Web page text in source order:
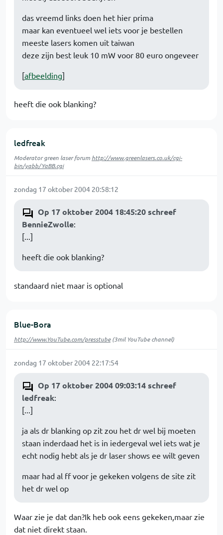
das vreemd links doen het hier prima
maar kan eventueel wel iets voor je bestellen
meeste lasers komen uit taiwan
deze zijn best leuk 10 mW voor 80 euro ongeveer
[afbeelding]
heeft die ook blanking?
ledfreak
Moderator green laser forum http://www.greenlasers.co.uk/cgi-
bin/yabb/YaBB.cgi
zondag 17 oktober 2004 20:58:12
Op 17 oktober 2004 18:45:20 schreef
BennieZwolle:
[...]
heeft die ook blanking?
standaard niet maar is optional
Blue-Bora
http://www.YouTube.com/presstube(3mil YouTube channel)
zondag 17 oktober 2004 22:17:54
Op 17 oktober 2004 09:03:14 schreef
ledfreak:
[...]
ja als dr blanking op zit zou het dr wel bij moeten
staan inderdaad het is in iedergeval wel iets wat je
echt nodig hebt als je dr laser shows ee wilt geven
maar had al ff voor je gekeken volgens de site zit
het dr wel op
Waar zie je dat dan?Ik heb ook eens gekeken,maar zie
dat niet direkt staan.